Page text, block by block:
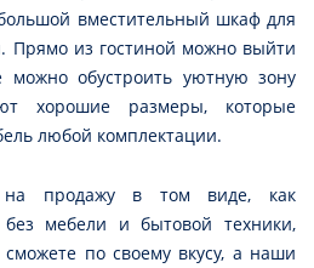
вместительный шкаф для
Прямо из гостиной можно выйти
можно обустроить уютную зону
хорошие размеры, которые
любой комплектации.
на продажу в том виде, как
мебели и бытовой техники,
по своему вкусу, а наши